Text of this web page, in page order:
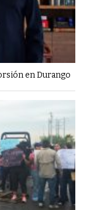
en Durango